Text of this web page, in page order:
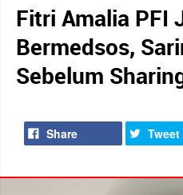
Fitri Amalia PFI
Bermedsos,
Sebelum
Share Tweet